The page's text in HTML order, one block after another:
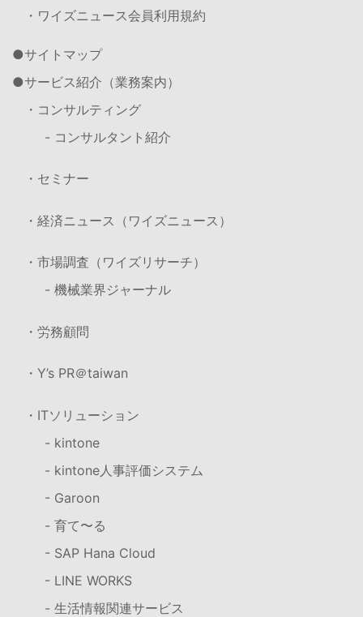
・ワイズニュース会員利用規約
サイトマップ
サービス紹介（業務案内）
・コンサルティング
- コンサルタント紹介
・セミナー
・経済ニュース（ワイズニュース）
・市場調査（ワイズリサーチ）
- 機械業界ジャーナル
・労務顧問
・Y’s PR＠taiwan
・ITソリューション
- kintone
- kintone人事評価システム
- Garoon
- 育て〜る
- SAP Hana Cloud
- LINE WORKS
- 生活情報関連サービス